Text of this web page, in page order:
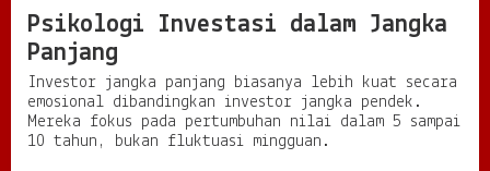
Psikologi Investasi dalam Jangka
Panjang
Investor jangka panjang biasanya lebih kuat secara
emosional dibandingkan investor jangka pendek.
Mereka fokus pada pertumbuhan nilai dalam 5 sampai
10 tahun, bukan fluktuasi mingguan.